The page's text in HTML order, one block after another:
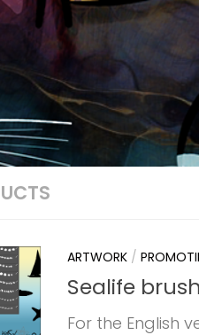
ARTWORK /
Sealife
For the English